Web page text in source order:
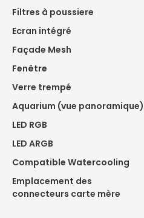
Filtres à poussiere
Ecran intégré
Façade Mesh
Fenêtre
Verre trempé
Aquarium (vue panoramique)
LED RGB
LED ARGB
Compatible Watercooling
Emplacement des
connecteurs carte mère